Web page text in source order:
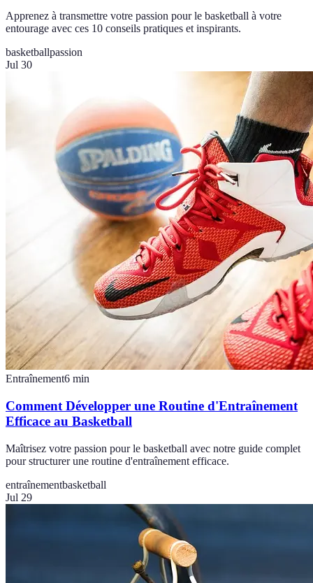
Apprenez à transmettre votre passion pour le basketball à votre
entourage avec ces 10 conseils pratiques et inspirants.
basketballpassion
Jul 30
Entraînement6 min
Comment Développer une Routine d'Entraînement
Efficace au Basketball
Maîtrisez votre passion pour le basketball avec notre guide complet
pour structurer une routine d'entraînement efficace.
entraînementbasketball
Jul 29